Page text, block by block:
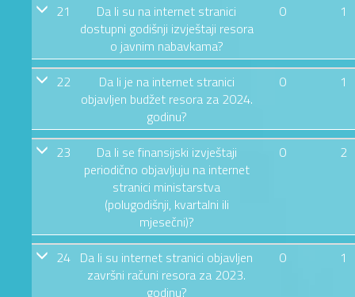
21
Da li su na internet stranici
dostupni godišnji izvještaji resora
o javnim nabavkama?
0 1
22
Da li je na internet stranici
objavljen budžet resora za 2024.
godinu?
0 1
23
Da li se finansijski izvještaji
periodično objavljuju na internet
stranici ministarstva
(polugodišnji, kvartalni ili
mjesečni)?
0 2
24 Da li su internet stranici objavljen
završni računi resora za 2023.
godinu?
0 1